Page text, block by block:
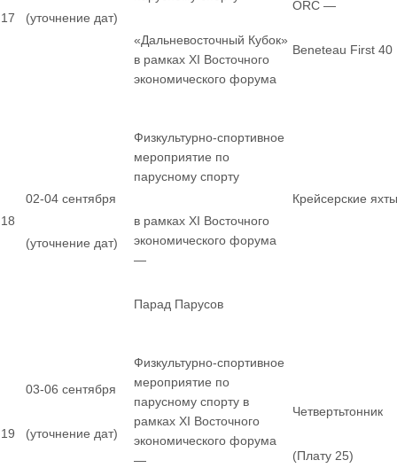
17 (уточнение дат)
«Дальневосточный Кубок»
в рамках XI Восточного
экономического форума
ORC —
Beneteau First 40
18
02-04 сентября
(уточнение дат)
Физкультурно-спортивное
мероприятие по
парусному спорту
в рамках XI Восточного
экономического форума
—
Парад Парусов
Крейсерские яхты
19
03-06 сентября
(уточнение дат)
Физкультурно-спортивное
мероприятие по
парусному спорту в
рамках XI Восточного
экономического форума
—
Четвертьтонник
(Плату 25)